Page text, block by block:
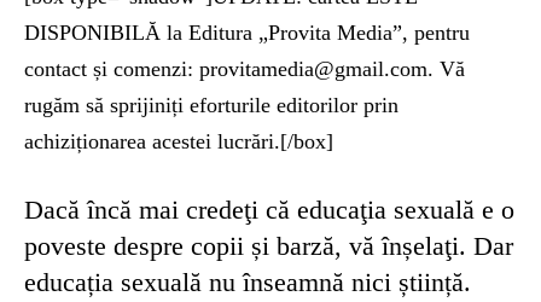
DISPONIBILĂ la Editura „Provita Media”, pentru
contact și comenzi: provitamedia@gmail.com. Vă
rugăm să sprijiniți eforturile editorilor prin
achiziționarea acestei lucrări.[/box]
Dacă încă mai credeţi că educaţia sexuală e o
poveste despre copii și barză, vă înșelaţi. Dar
educația sexuală nu înseamnă nici știință.